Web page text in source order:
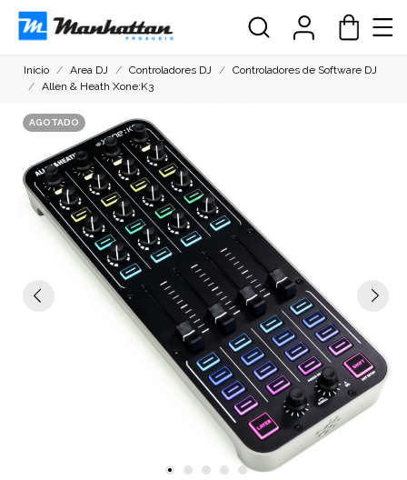
Inicio Area DJ Controladores DJ
Controladores de Software DJ
Allen & Heath Xone:K3
AGOTADO